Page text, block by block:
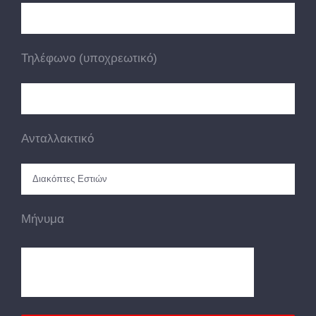
Τηλέφωνο (υποχρεωτικό)
Ανταλλακτικό
Μήνυμα